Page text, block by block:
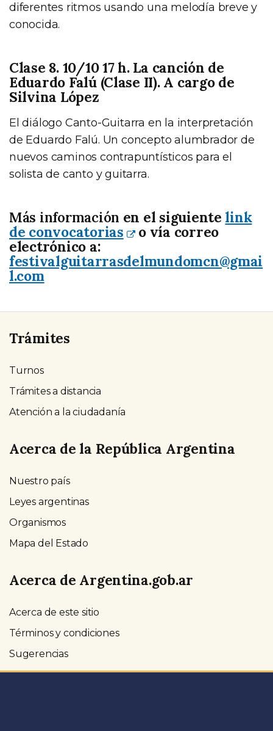
diferentes ritmos usando una melodía breve y
conocida.
Clase 8. 10/10 17 h. La canción de
Eduardo Falú (Clase II). A cargo de
Silvina López
El diálogo Canto-Guitarra en la interpretación
de Eduardo Falú. Un concepto alumbrador de
nuevos caminos contrapuntísticos para el
solista de canto y guitarra.
Más información en el siguiente link
de convocatorias
o vía correo
electrónico a:
festivalguitarrasdelmundomcn@gmai
l.com
Trámites
Turnos
Trámites a distancia
Atención a la ciudadanía
Acerca de la República Argentina
Nuestro país
Leyes argentinas
Organismos
Mapa del Estado
Acerca de Argentina.gob.ar
Acerca de este sitio
Términos y condiciones
Sugerencias